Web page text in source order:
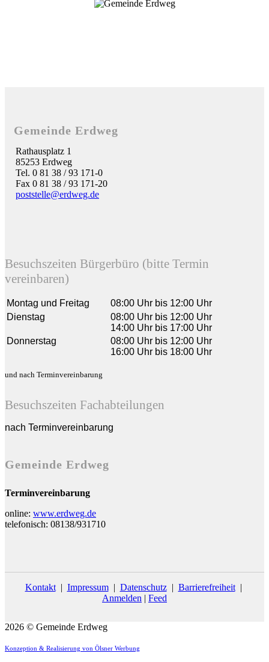
Gemeinde Erdweg
Rathausplatz 1
85253 Erdweg
Tel. 0 81 38 / 93 171-0
Fax 0 81 38 / 93 171-20
poststelle@erdweg.de
Besuchszeiten Bürgerbüro (bitte Termin
vereinbaren)
Montag und Freitag
08:00 Uhr bis 12:00 Uhr
Dienstag
08:00 Uhr bis 12:00 Uhr
14:00 Uhr bis 17:00 Uhr
Donnerstag
08:00 Uhr bis 12:00 Uhr
16:00 Uhr bis 18:00 Uhr
und nach Terminvereinbarung
Besuchszeiten Fachabteilungen
nach Terminvereinbarung
Gemeinde Erdweg
Terminvereinbarung
online: www.erdweg.de
telefonisch: 08138/931710
Kontakt| Impressum| Datenschutz| Barrierefreiheit|
Anmelden | Feed
2026 © Gemeinde Erdweg
Konzeption & Realisierung von Ölsner Werbung